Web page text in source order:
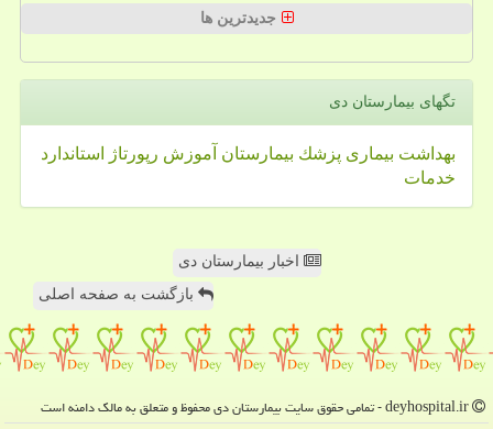
جدیدترین ها
تگهای بیمارستان دی
بهداشت بیماری پزشك بیمارستان آموزش رپورتاژ
استاندارد
خدمات
اخبار بیمارستان دی
بازگشت به صفحه اصلی